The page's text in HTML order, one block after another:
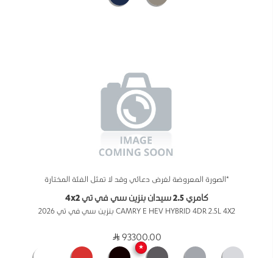
*الصورة المعروضة لغرض دعائي وقد لا تمثل الفئة المختارة
كامري 2.5 سيدان بنزين سي في تي 4x2
CAMRY E HEV HYBRID 4DR 2.5L 4X2 بنزين سي في تي 2026
93300.00
★